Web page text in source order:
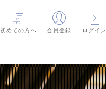
初めての方へ
会員登録 ログイン